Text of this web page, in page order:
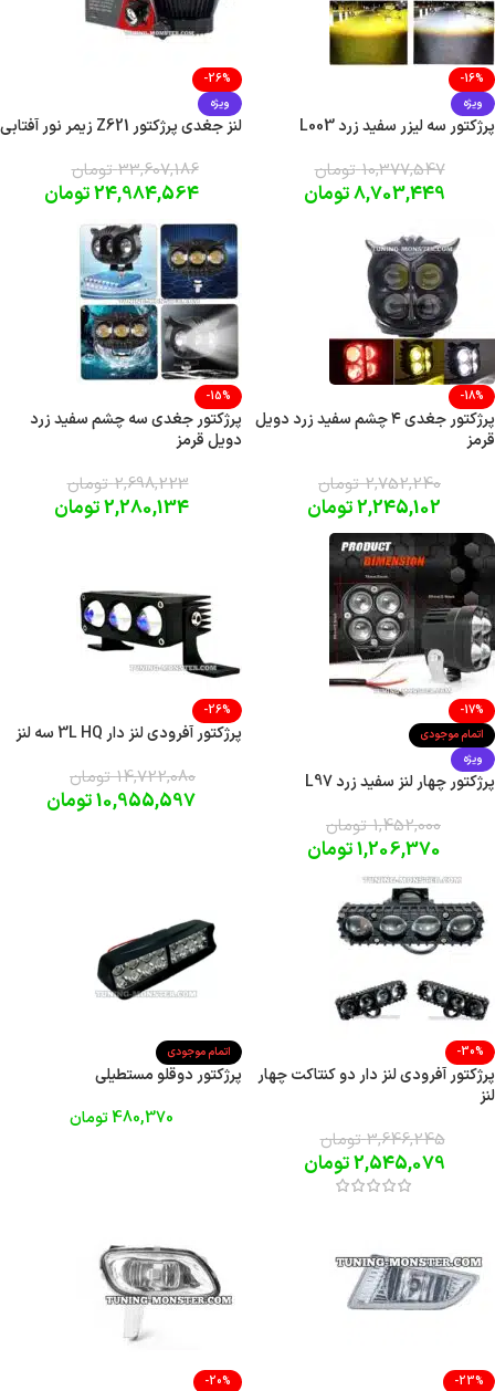
-16%
ویژه
پرژکتور سه لیزر سفید زرد L003
10,377,547 تومان
8,703,449تومان
-26%
ویژه
لنز جغدی پرژکتور Z621 زیمر نور آفتابی
33,607,186 تومان
24,984,564تومان
-18%
پرژکتور جغدی ۴ چشم سفید زرد دویل
قرمز
2,752,240 تومان
2,245,102تومان
-15%
پرژکتور جغدی سه چشم سفید زرد
دویل قرمز
2,698,223 تومان
2,280,134تومان
-17%
اتمام موجودی
ویژه
پرژکتور چهار لنز سفید زرد L97
1,452,000 تومان
1,206,370تومان
-26%
پرژکتور آفرودی لنز دار 3L HQ سه لنز
14,722,080 تومان
10,955,597تومان
-30%
پرژکتور آفرودی لنز دار دو کنتاکت چهار
لنز
3,646,245 تومان
2,545,079تومان
اتمام موجودی
پرژکتور دوقلو مستطیلی
480,370تومان
-23%
-20%